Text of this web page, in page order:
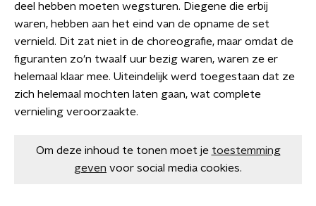
deel hebben moeten wegsturen. Diegene die erbij
waren, hebben aan het eind van de opname de set
vernield. Dit zat niet in de choreografie, maar omdat de
figuranten zo'n twaalf uur bezig waren, waren ze er
helemaal klaar mee. Uiteindelijk werd toegestaan dat ze
zich helemaal mochten laten gaan, wat complete
vernieling veroorzaakte.
Om deze inhoud te tonen moet je toestemming
geven voor social media cookies.